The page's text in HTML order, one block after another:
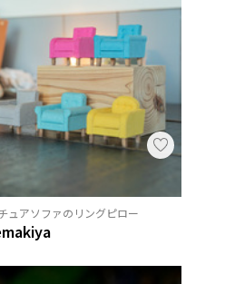
ュアソファのリングピロー